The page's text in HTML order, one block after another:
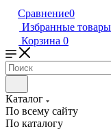
Сравнение0
Избранные товары
Корзина 0
Каталог
По всему сайту
По каталогу